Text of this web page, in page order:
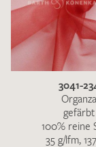
3041-
Organza
gefärbt
100% reine
35 g/lfm,